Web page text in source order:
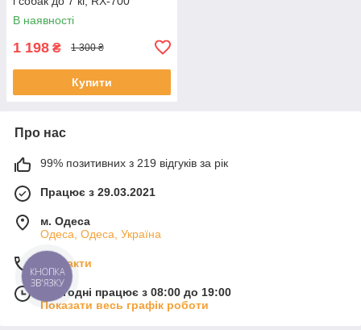
Чорний
В наявності
1 198 ₴ 1 300 ₴
Купити
Про нас
99% позитивних з 219 відгуків за рік
Працює з 29.03.2021
м. Одеса
Одеса, Одеса, Україна
Контакти
Сьогодні працює з 08:00 до 19:00
Показати весь графік роботи
КНОПКА
ЗВ'ЯЗКУ